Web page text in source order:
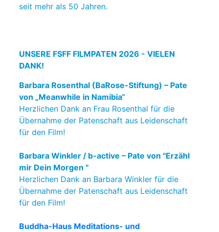
seit mehr als 50 Jahren.
UNSERE FSFF FILMPATEN 2026 - VIELEN
DANK!
Barbara Rosenthal (BaRose-Stiftung) – Pate
von „Meanwhile in Namibia“
Herzlichen Dank an Frau Rosenthal für die
Übernahme der Patenschaft aus Leidenschaft
für den Film!
Barbara Winkler / b-active – Pate von "Erzähl
mir Dein Morgen "
Herzlichen Dank an Barbara Winkler für die
Übernahme der Patenschaft aus Leidenschaft
für den Film!
Buddha-Haus Meditations- und